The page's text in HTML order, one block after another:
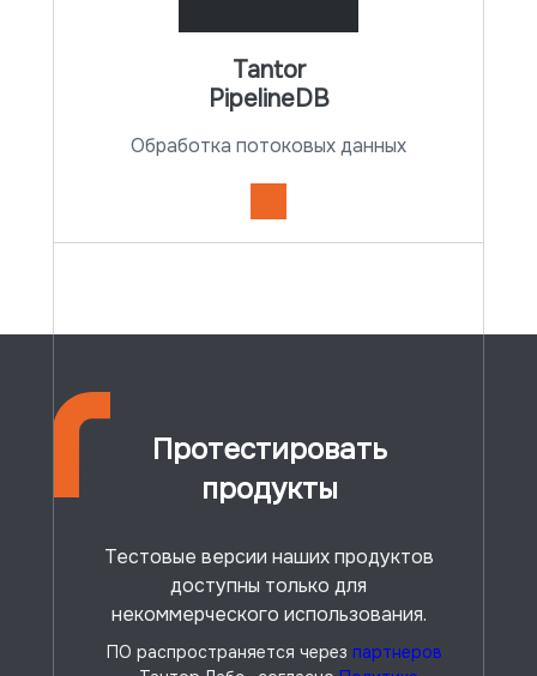
Tantor
PipelineDB
Обработка потоковых данных
Протестировать
продукты
ПО распространяется через партнеров
Тестовые версии наших продуктов
доступны только для
некоммерческого использования.